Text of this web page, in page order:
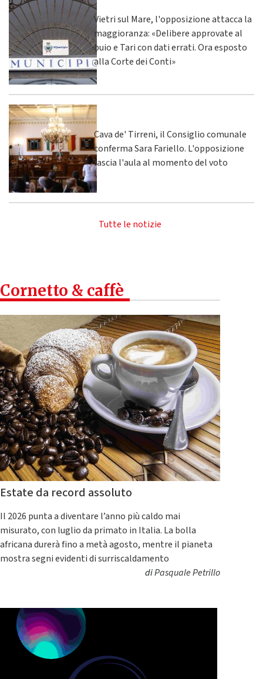
Vietri sul Mare, l'opposizione attacca la
maggioranza: «Delibere approvate al
buio e Tari con dati errati. Ora esposto
alla Corte dei Conti»
Cava de' Tirreni, il Consiglio comunale
conferma Sara Fariello. L'opposizione
lascia l'aula al momento del voto
Tutte le notizie
Cornetto & caffè
Estate da record assoluto
Il 2026 punta a diventare l’anno più caldo mai
misurato, con luglio da primato in Italia. La bolla
africana durerà fino a metà agosto, mentre il pianeta
mostra segni evidenti di surriscaldamento
diPasquale Petrillo